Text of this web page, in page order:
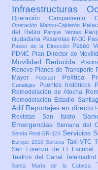
Infraestructuras
Operación Campamento
Operación Mahou-Calderón
del Retiro
Parque Ventas
ciudadana Pasarelas M-30
Paseo de la Dirección
Paseo
PDMC Plan Director de
Movilidad Reducida
Renove Planos de Transporte
Mayor
Podcast Política
Canalejas
Puentes históricos
Remodelación de Atocha
Remodelación Estadio
Adif Reportajes en directo
Revistas San Isidro
Emergencias Semana del
Senda Real GR-124 Servicios
Europe 2010 Sorteos Taxi-VTC
San Lorenzo de El Escorial
Teatros del Canal Telemadrid
Santa María de la Cabeza